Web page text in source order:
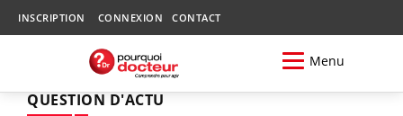
INSCRIPTION CONNEXION CONTACT
Menu
QUESTION D'ACTU